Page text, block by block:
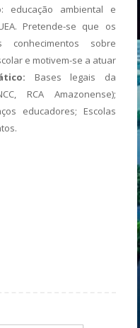
educação ambiental e
Pretende-se que os
conhecimentos sobre
e motivem-se a atuar
Bases legais da
RCA Amazonense);
educadores; Escolas